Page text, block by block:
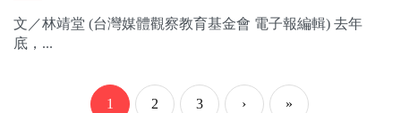
文／林靖堂 (台灣媒體觀察教育基金會 電子報編輯) 去年
底，...
1 2 3 › »